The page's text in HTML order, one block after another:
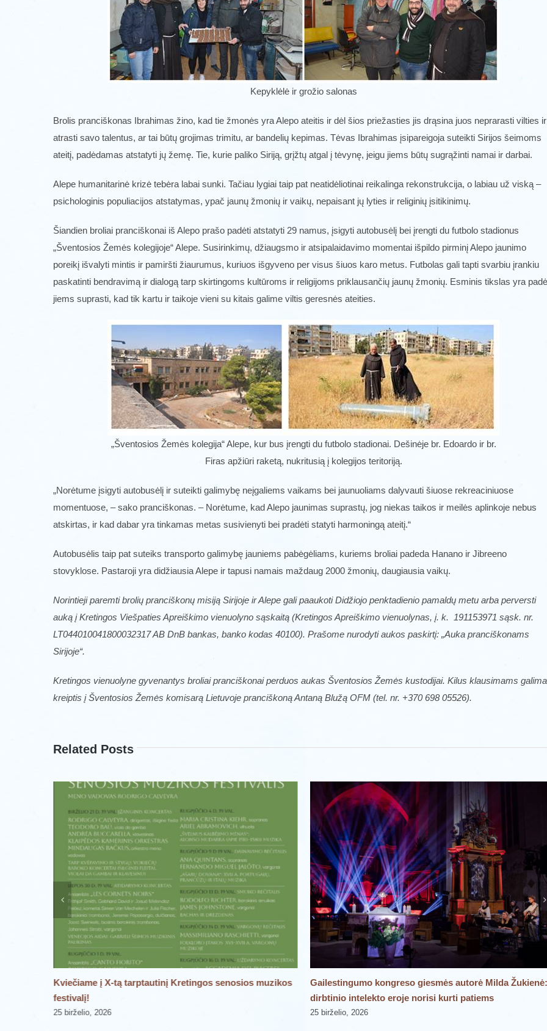
Kepyklėlė ir grožio salonas
Brolis pranciškonas Ibrahimas žino, kad tie žmonės yra Alepo ateitis ir dėl šios priežasties jis drąsina juos neprarasti vilties ir
atrasti savo talentus, ar tai būtų grojimas trimitu, ar bandelių kepimas. Tėvas Ibrahimas įsipareigoja suteikti Sirijos šeimoms
ateitį, padėdamas atstatyti jų žemę. Tie, kurie paliko Siriją, grįžtų atgal į tėvynę, jeigu jiems būtų sugrąžinti namai ir darbai.
Alepe humanitarinė krizė tebėra labai sunki. Tačiau lygiai taip pat neatidėliotinai reikalinga rekonstrukcija, o labiau už viską –
psichologinis populiacijos atstatymas, ypač jaunų žmonių ir vaikų, nepaisant jų lyties ir religinių įsitikinimų.
Šiandien broliai pranciškonai iš Alepo prašo padėti atstatyti 29 namus, įsigyti autobusėlį bei įrengti du futbolo stadionus
„Šventosios Žemės kolegijoje“ Alepe. Susirinkimų, džiaugsmo ir atsipalaidavimo momentai išpildo pirminį Alepo jaunimo
poreikį išvalyti mintis ir pamiršti žiaurumus, kuriuos išgyveno per visus šiuos karo metus. Futbolas gali tapti svarbiu įrankiu
paskatinti bendravimą ir dialogą tarp skirtingoms kultūroms ir religijoms priklausančių jaunų žmonių. Esminis tikslas yra
jiems suprasti, kad tik kartu ir taikoje vieni su kitais galime viltis geresnės ateities.
„Šventosios Žemės kolegija“ Alepe, kur bus įrengti du futbolo stadionai. Dešinėje br. Edoardo ir br.
Firas apžiūri raketą, nukritusią į kolegijos teritoriją.
„Norėtume įsigyti autobusėlį ir suteikti galimybę neįgaliems vaikams bei jaunuoliams dalyvauti šiuose rekreaciniuose
momentuose, – sako pranciškonas. – Norėtume, kad Alepo jaunimas suprastų, jog niekas taikos ir meilės aplinkoje nebus
atskirtas, ir kad dabar yra tinkamas metas susivienyti bei pradėti statyti harmoningą ateitį.“
Autobusėlis taip pat suteiks transporto galimybę jauniems pabėgėliams, kuriems broliai padeda Hanano ir Jibreeno
stovyklose. Pastaroji yra didžiausia Alepe ir tapusi namais maždaug 2000 žmonių, daugiausia vaikų.
Norintieji paremti brolių pranciškonų misiją Sirijoje ir Alepe gali paaukoti Didžiojo penktadienio pamaldų metu arba perversti
auką į Kretingos Viešpaties Apreiškimo vienuolyno sąskaitą (Kretingos Apreiškimo vienuolynas, į. k. 191153971 sąsk. nr.
LT044010041800032317 AB DnB bankas, banko kodas 40100). Prašome nurodyti aukos paskirtį: „Auka pranciškonams
Sirijoje“.
Kretingos vienuolyne gyvenantys broliai pranciškonai perduos aukas Šventosios Žemės kustodijai. Kilus klausimams galima
kreiptis į Šventosios Žemės komisarą Lietuvoje pranciškoną Antaną Blužą OFM (tel. nr. +370 698 05526).
Related Posts
Kviečiame į X-tą tarptautinį Kretingos senosios muzikos
festivalį!
25 birželio, 2026
Gailestingumo kongreso giesmės autorė Milda Žukienė:
dirbtinio intelekto eroje norisi kurti patiems
25 birželio, 2026